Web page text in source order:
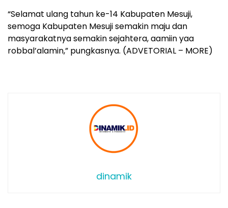
“Selamat ulang tahun ke-14 Kabupaten Mesuji,
semoga Kabupaten Mesuji semakin maju dan
masyarakatnya semakin sejahtera, aamiin yaa
robbal’alamin,” pungkasnya. (ADVETORIAL – MORE)
dinamik